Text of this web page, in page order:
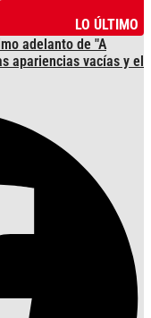
LO ÚLTIMO
adelanto de "A
apariencias vacías y el